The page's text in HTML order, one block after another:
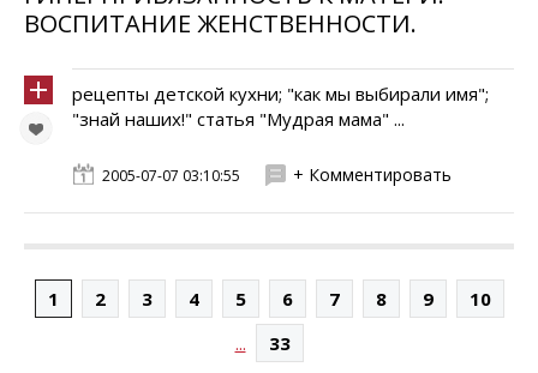
ВОСПИТАНИЕ ЖЕНСТВЕННОСТИ.
рецепты детской кухни; "как мы выбирали имя";
"знай наших!" статья "Мудрая мама" ...
2005-07-07 03:10:55 + Комментировать
1 2 3 4 5 6 7 8 9
10
...
33